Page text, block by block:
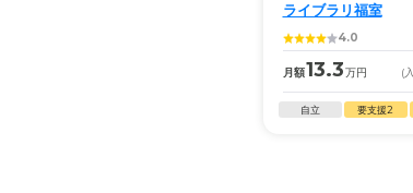
ライブラリ福室
4.0
月額13.3万円 (
自立 要支援2